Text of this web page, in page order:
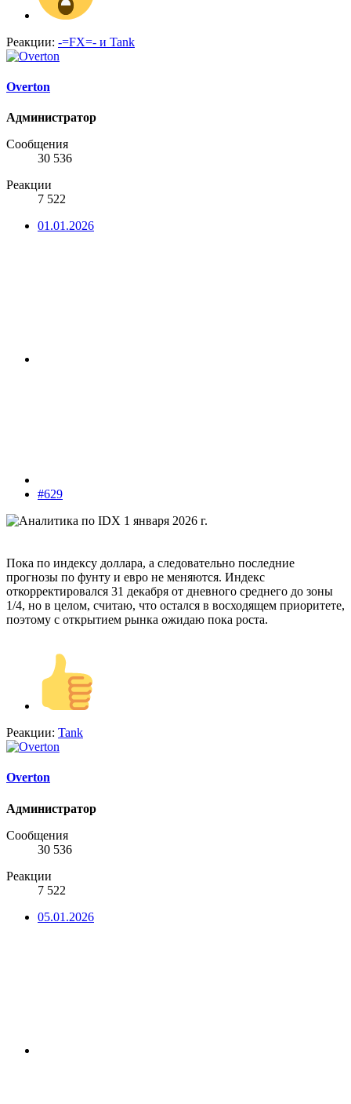
Реакции: -=FX=- и Tank
Overton
Администратор
Сообщения
30 536
Реакции
7 522
01.01.2026
#629
Пока по индексу доллара, а следовательно последние
прогнозы по фунту и евро не меняются. Индекс
откорректировался 31 декабря от дневного среднего до зоны
1/4, но в целом, считаю, что остался в восходящем приоритете,
поэтому с открытием рынка ожидаю пока роста.
Реакции: Tank
Overton
Администратор
Сообщения
30 536
Реакции
7 522
05.01.2026